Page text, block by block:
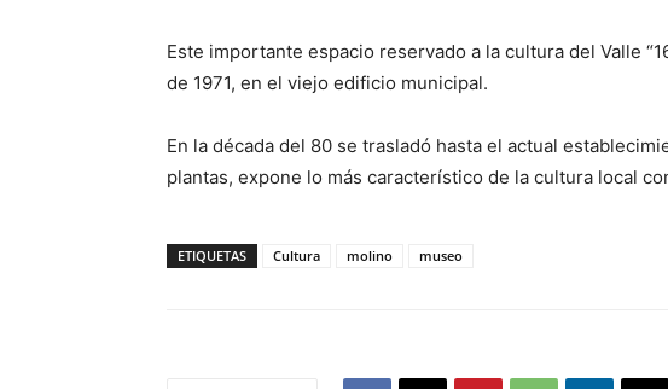
Este importante espacio reservado a la cultura del Valle
de 1971, en el viejo edificio municipal.
En la década del 80 se trasladó hasta el actual
plantas, expone lo más característico de la cultura local
ETIQUETAS Cultura molino museo